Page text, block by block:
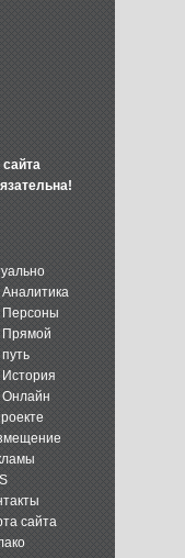
Аналитика
Персоны
Прямой
путь
История
Онлайн
сайта